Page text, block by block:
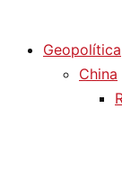
Geopolítica
China